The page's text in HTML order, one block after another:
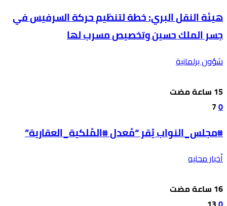
هيئة النقل البري: خطة لتنظيم حركة السرفيس في
جسر الملك حسين وتخصيص مسرب لها
شؤون برلمانية
0
7
#مجلس_النواب يُقر “مُعدل #المُلكية_العقارية”
أخبار محليه